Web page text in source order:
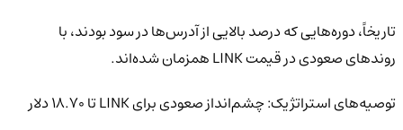
تاریخاً، دوره‌هایی که درصد بالایی از آدرس‌ها در سود بودند، با
روندهای صعودی در قیمت LINK همزمان شده‌اند.
توصیه‌های استراتژیک: چشم‌انداز صعودی برای LINK تا ۱۸.۷۰ دلار